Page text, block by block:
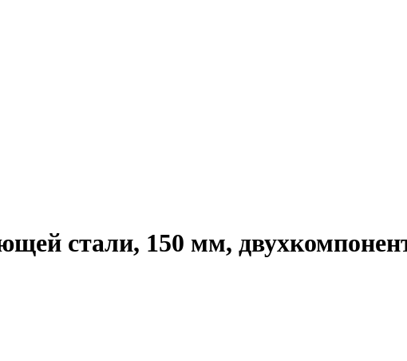
стали, 150 мм,